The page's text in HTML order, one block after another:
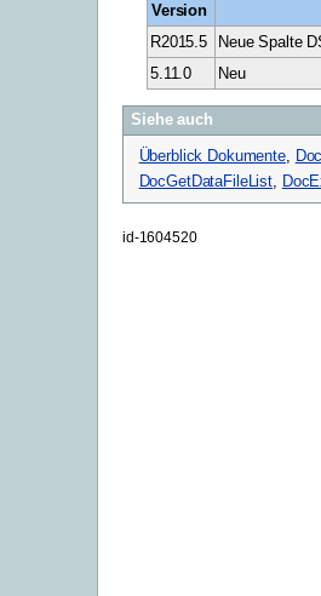
Version
R2015.5
Neue Spalte
5.11.0
Neu
Siehe auch
Überblick Dokumente,
DocGetDataFileList
id-1604520